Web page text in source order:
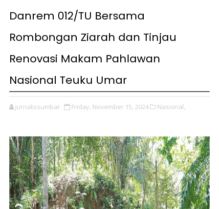
Danrem 012/TU Bersama
Rombongan Ziarah dan Tinjau
Renovasi Makam Pahlawan
Nasional Teuku Umar
jurnalissumbar Friday, November 15, 2024 Nasional,